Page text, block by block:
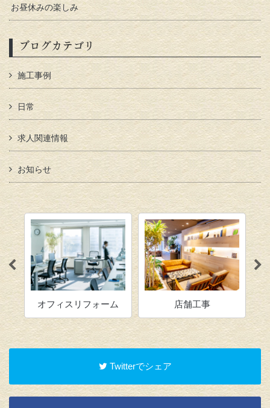
お昼休みの楽しみ
ブログカテゴリ
施工事例
日常
求人関連情報
お知らせ
オフィスリフォーム 店舗工事 キッチ
Twitterでシェア